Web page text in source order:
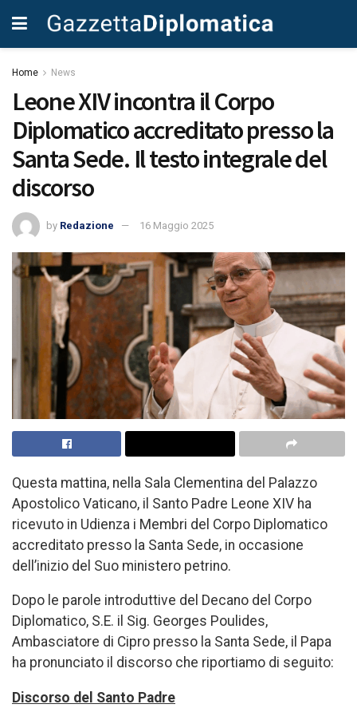
Home News
Leone XIV incontra il Corpo
Diplomatico accreditato presso la
Santa Sede. Il testo integrale del
discorso
by Redazione 16 Maggio 2025
Questa mattina, nella Sala Clementina del Palazzo
Apostolico Vaticano, il Santo Padre Leone XIV ha
ricevuto in Udienza i Membri del Corpo Diplomatico
accreditato presso la Santa Sede, in occasione
dell’inizio del Suo ministero petrino.
Dopo le parole introduttive del Decano del Corpo
Diplomatico, S.E. il Sig. Georges Poulides,
Ambasciatore di Cipro presso la Santa Sede, il Papa
ha pronunciato il discorso che riportiamo di seguito:
Discorso del Santo Padre